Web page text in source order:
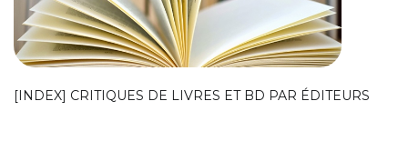
[INDEX] CRITIQUES DE LIVRES ET BD PAR ÉDITEURS